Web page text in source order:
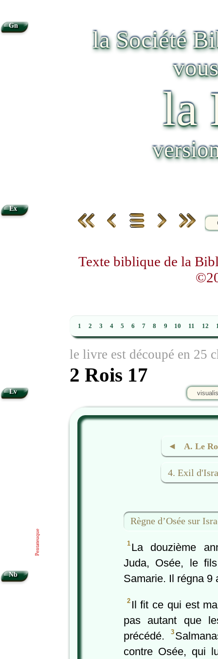
la Société
la
Texte biblique de la
1 2 3 4 5 6 7 8 9 10 11 12
le livre est découpé en 25
2 Rois 17
◄ A. Le
4. Exil
Règne d’Osée sur
1 La douzième
Juda, Osée, le
Samarie. Il régna 9
2 Il fit ce qui est
pas autant que
précédé.
3
contre Osée, qui
Gn
Ex
Lv
Nb
Pentateuque